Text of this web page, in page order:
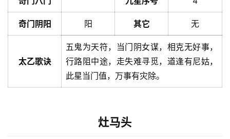
奇门阴阳 阳 其它 无
太乙歌诀
五鬼为天符，当门阴女谋，相克无好事，
行路阻中途，走失难寻觅，道逢有尼姑，
此星当门值，万事有灾除。
灶马头